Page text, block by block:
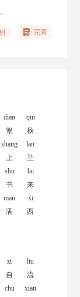
完善
dian
簟
qiu
秋
shang
上
lan
兰
shu
书
lai
来
man
满
xi
西
zi
自
liu
流
chu
xian